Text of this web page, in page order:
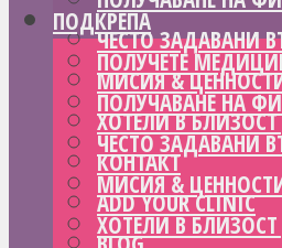
ЧЕСТО ЗАДАВАНИ
МИСИЯ &
ХОТЕЛИ В
КОНТАКТ
ADD YOUR CLINIC
ПОДКРЕПА
ПОЛУЧЕТЕ
ПОЛУЧАВАНЕ НА
ЧЕСТО ЗАДАВАНИ
МИСИЯ &
ХОТЕЛИ В